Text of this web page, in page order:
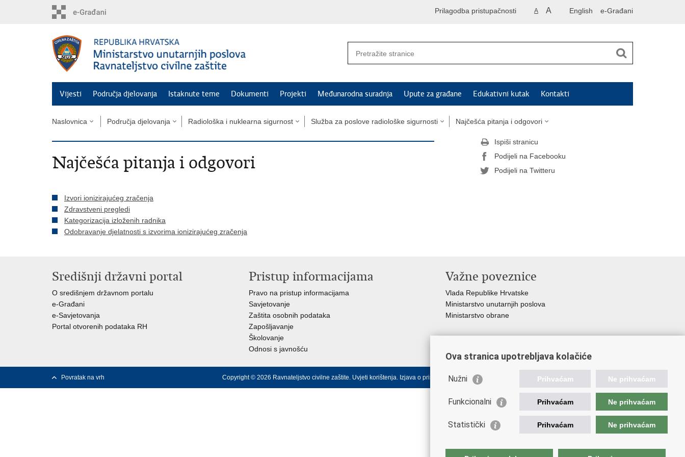
English e-Građani
A A
Prilagodba pristupačnosti
Vijesti Područja djelovanja Istaknute teme Dokumenti Projekti Međunarodna suradnja Upute za građane Edukativni kutak Kontakti
Naslovnica Područja djelovanja Radiološka i nuklearna sigurnost Služba za poslove radiološke sigurnosti Najčešća pitanja i odgovori
Najčešća pitanja i odgovori
Izvori ionizirajućeg zračenja
Zdravstveni pregledi
Kategorizacija izloženih radnika
Odobravanje djelatnosti s izvorima ionizirajućeg zračenja
Ispiši stranicu
Podijeli na Facebooku
Podijeli na Twitteru
Središnji državni portal
O središnjem državnom portalu
e-Građani
e-Savjetovanja
Portal otvorenih podataka RH
Pristup informacijama
Pravo na pristup informacijama
Savjetovanje
Zaštita osobnih podataka
Zapošljavanje
Školovanje
Odnosi s javnošću
Važne poveznice
Vlada Republike Hrvatske
Ministarstvo unutarnjih poslova
Ministarstvo obrane
Povratak na vrh Copyright © 2026 Ravnateljstvo civilne zaštite. Uvjeti korištenja. Izjava o pristupačnosti.
Ova stranica upotrebljava kolačiće
Nužni Prihvaćam Ne prihvaćam
Funkcionalni Prihvaćam Ne prihvaćam
Statistički Prihvaćam Ne prihvaćam